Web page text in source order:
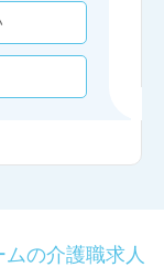
の介護職求人